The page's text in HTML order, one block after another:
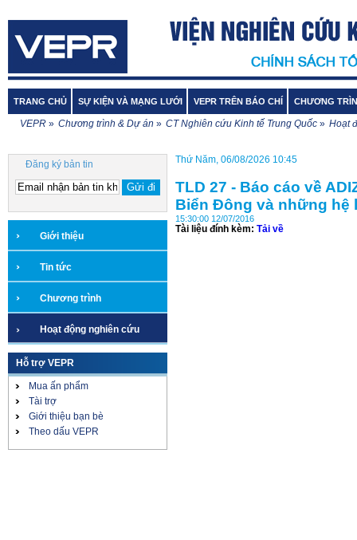
TRANG CHỦ SỰ KIỆN VÀ MẠNG LƯỚI VEPR TRÊN BÁO CHÍ CHƯƠNG
VEPR » Chương trình & Dự án » CT Nghiên cứu Kinh tế Trung Quốc » Hoạt
Đăng ký bản tin
Giới thiệu
Tin tức
Chương trình
Hoạt động nghiên cứu
Dự án dịch thuật
Tin vắn Trung Quốc
Hỗ trợ VEPR
Mua ấn phẩm
Tài trợ
Giới thiệu bạn bè
Theo dấu VEPR
Thứ Năm, 06/08/2026 10:45
TLD 27 - Báo cáo về
Biển Đông và những hệ
15:30:00 12/07/2016
Tài liệu đính kèm: Tải về